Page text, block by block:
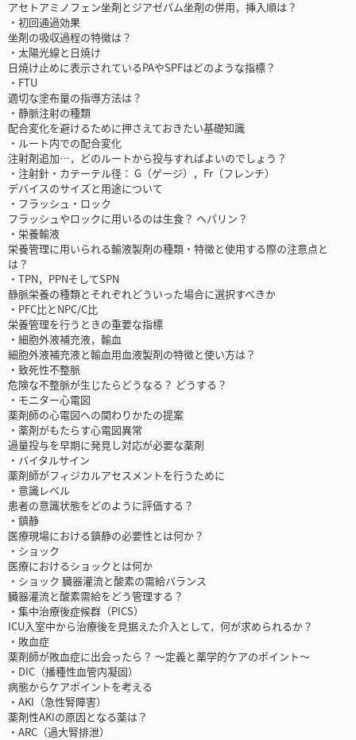
アセトアミノフェン坐剤とジアゼパム坐剤の併用，挿入順は？
・初回通過効果
坐剤の吸収過程の特徴は？
・太陽光線と日焼け
日焼け止めに表示されているPAやSPFはどのような指標？
・FTU
適切な塗布量の指導方法は？
・静脈注射の種類
配合変化を避けるために押さえておきたい基礎知識
・ルート内での配合変化
注射剤追加…，どのルートから投与すればよいのでしょう？
・注射針・カテーテル径： G（ゲージ），Fr（フレンチ）
デバイスのサイズと用途について
・フラッシュ・ロック
フラッシュやロックに用いるのは生食？ ヘパリン？
・栄養輸液
栄養管理に用いられる輸液製剤の種類・特徴と使用する際の注意点と
は？
・TPN，PPNそしてSPN
静脈栄養の種類とそれぞれどういった場合に選択すべきか
・PFC比とNPC/C比
栄養管理を行うときの重要な指標
・細胞外液補充液，輸血
細胞外液補充液と輸血用血液製剤の特徴と使い方は？
・致死性不整脈
危険な不整脈が生じたらどうなる？ どうする？
・モニター心電図
薬剤師の心電図への関わりかたの提案
・薬剤がもたらす心電図異常
過量投与を早期に発見し対応が必要な薬剤
・バイタルサイン
薬剤師がフィジカルアセスメントを行うために
・意識レベル
患者の意識状態をどのように評価する？
・鎮静
医療現場における鎮静の必要性とは何か？
・ショック
医療におけるショックとは何か
・ショック 臓器灌流と酸素の需給バランス
臓器灌流と酸素需給をどう管理する？
・集中治療後症候群（PICS）
ICU入室中から治療後を見据えた介入として，何が求められるか？
・敗血症
薬剤師が敗血症に出会ったら？ ～定義と薬学的ケアのポイント～
・DIC（播種性血管内凝固）
病態からケアポイントを考える
・AKI（急性腎障害）
薬剤性AKIの原因となる薬は？
・ARC（過大腎排泄）